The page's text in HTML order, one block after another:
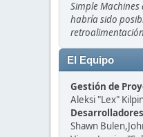
Simple
habría sido
El Equipo
Gestión de
Aleksi "Lex"
Desarrolladores
Shawn